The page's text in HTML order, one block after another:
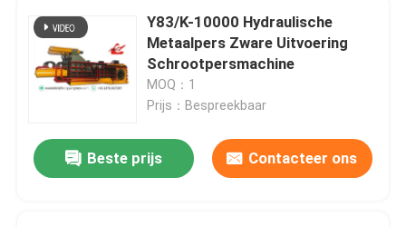
Producten
Over ons
fabriekstour
Y83/K-10000 Hydraulische
Metaalpers Zware Uitvoering
Schrootpersmachine
MOQ：1
Prijs：Bespreekbaar
Beste prijs Contacteer ons